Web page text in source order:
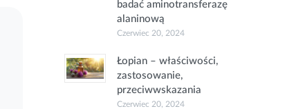
badać aminotransferazę
alaninową
Czerwiec 20, 2024
Łopian – właściwości,
zastosowanie,
przeciwwskazania
Czerwiec 20, 2024